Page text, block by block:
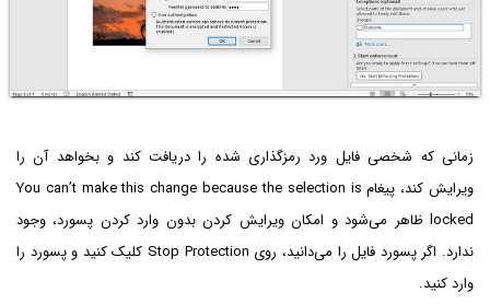
زمانی که شخصی فایل ورد رمزگذاری شده را دریافت کند و بخواهد آن را
ویرایش کند، پیغام You can’t make this change because the selection is
locked ظاهر می‌شود و امکان ویرایش کردن بدون وارد کردن پسورد، وجود
ندارد. اگر پسورد فایل را می‌دانید، روی Stop Protection کلیک کنید و پسورد را
وارد کنید.